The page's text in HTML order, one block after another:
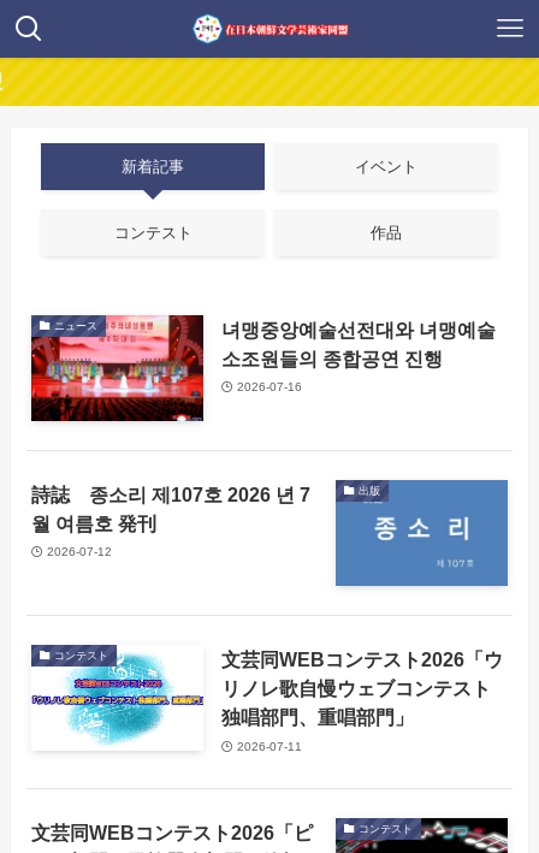
新着記事 イベント
コンテスト 作品
ニュース
녀맹중앙예술선전대와 녀맹예술
소조원들의 종합공연 진행
2026-07-16
出版
詩誌 종소리 제107호 2026 년 7
월 여름호 発刊
2026-07-12
コンテスト
文芸同WEBコンテスト2026「ウ
リノレ歌自慢ウェブコンテスト
独唱部門、重唱部門」
2026-07-11
コンテスト
文芸同WEBコンテスト2026「ピ